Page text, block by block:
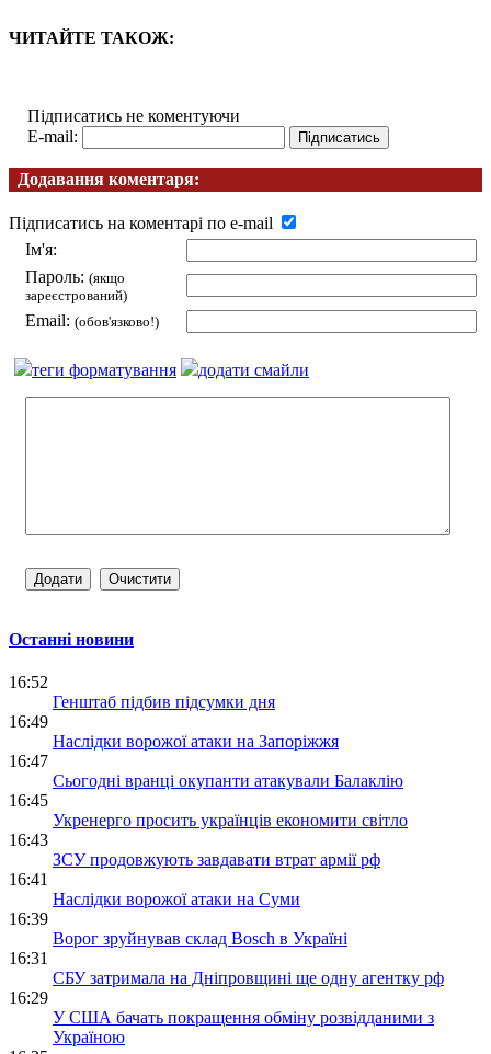
ЧИТАЙТЕ ТАКОЖ:
Підписатись не коментуючи
E-mail:
Додавання коментаря:
Підписатись на коментарі по e-mail
Ім'я:
Пароль: (якщо
зареєстрований)
Email: (обов'язково!)
теги форматування додати смайли
Останні новини
16:52
Генштаб підбив підсумки дня
16:49
Наслідки ворожої атаки на Запоріжжя
16:47
Сьогодні вранці окупанти атакували Балаклію
16:45
Укренерго просить українців економити світло
16:43
ЗСУ продовжують завдавати втрат армії рф
16:41
Наслідки ворожої атаки на Суми
16:39
Ворог зруйнував склад Bosch в Україні
16:31
СБУ затримала на Дніпровщині ще одну агентку рф
16:29
У США бачать покращення обміну розвідданими з
Україною